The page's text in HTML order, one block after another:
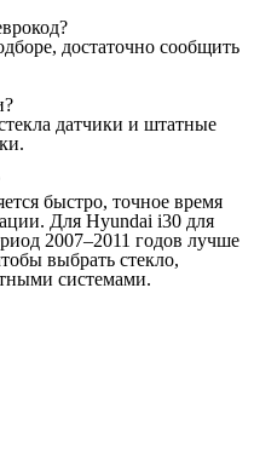
достаточно сообщить
датчики и штатные
быстро, точное время
Для Hyundai i30 для
2007–2011 годов лучше
выбрать стекло,
системами.